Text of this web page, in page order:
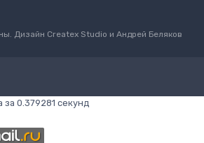
Дизайн Createx Studio и Андрей Беляков
за 0.379281 секунд